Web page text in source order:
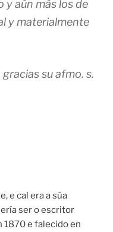
y aún más los de
y materialmente
su afmo. s.
e cal era a súa
ser o escritor
1870 e falecido en